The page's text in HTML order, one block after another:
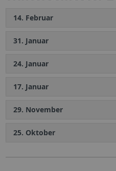
14. Februar
31. Januar
24. Januar
17. Januar
29. November
25. Oktober